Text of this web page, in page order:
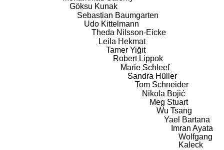
Göksu Kunak
Sebastian Baumgarten
Udo Kittelmann
Theda Nilsson-Eicke
Leila Hekmat
Tamer Yiğit
Robert Lippok
Marie Schleef
Sandra Hüller
Tom Schneider
Nikola Bojić
Meg Stuart
Wu Tsang
Yael Bartana
Imran Ayata
Wolfgang
Kaleck